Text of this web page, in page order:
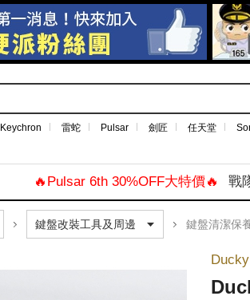
Keychron 雷蛇 Pulsar 劍匠 任天堂
🔥Pulsar 6th 30%OFF大特價🔥 戰
鍵盤清潔保
Ducky